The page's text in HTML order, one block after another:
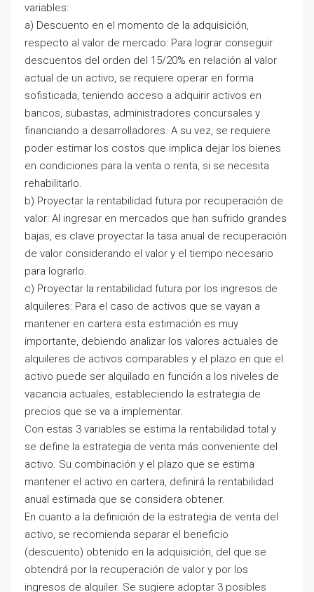
variables:
a) Descuento en el momento de la adquisición,
respecto al valor de mercado: Para lograr conseguir
descuentos del orden del 15/20% en relación al valor
actual de un activo, se requiere operar en forma
sofisticada, teniendo acceso a adquirir activos en
bancos, subastas, administradores concursales y
financiando a desarrolladores. A su vez, se requiere
poder estimar los costos que implica dejar los bienes
en condiciones para la venta o renta, si se necesita
rehabilitarlo.
b) Proyectar la rentabilidad futura por recuperación de
valor: Al ingresar en mercados que han sufrido grandes
bajas, es clave proyectar la tasa anual de recuperación
de valor considerando el valor y el tiempo necesario
para lograrlo.
c) Proyectar la rentabilidad futura por los ingresos de
alquileres: Para el caso de activos que se vayan a
mantener en cartera esta estimación es muy
importante, debiendo analizar los valores actuales de
alquileres de activos comparables y el plazo en que el
activo puede ser alquilado en función a los niveles de
vacancia actuales, estableciendo la estrategia de
precios que se va a implementar.
Con estas 3 variables se estima la rentabilidad total y
se define la estrategia de venta más conveniente del
activo. Su combinación y el plazo que se estima
mantener el activo en cartera, definirá la rentabilidad
anual estimada que se considera obtener.
En cuanto a la definición de la estrategia de venta del
activo, se recomienda separar el beneficio
(descuento) obtenido en la adquisición, del que se
obtendrá por la recuperación de valor y por los
ingresos de alquiler. Se sugiere adoptar 3 posibles